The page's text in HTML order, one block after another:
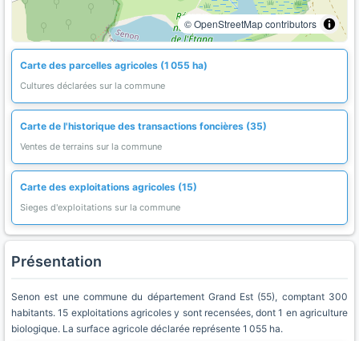
© OpenStreetMap contributors
Carte des parcelles agricoles (1 055 ha)
Cultures déclarées sur la commune
Carte de l'historique des transactions foncières (35)
Ventes de terrains sur la commune
Carte des exploitations agricoles (15)
Sieges d'exploitations sur la commune
Présentation
Senon est une commune du département Grand Est (55), comptant 300
habitants. 15 exploitations agricoles y sont recensées, dont 1 en agriculture
biologique. La surface agricole déclarée représente 1 055 ha.